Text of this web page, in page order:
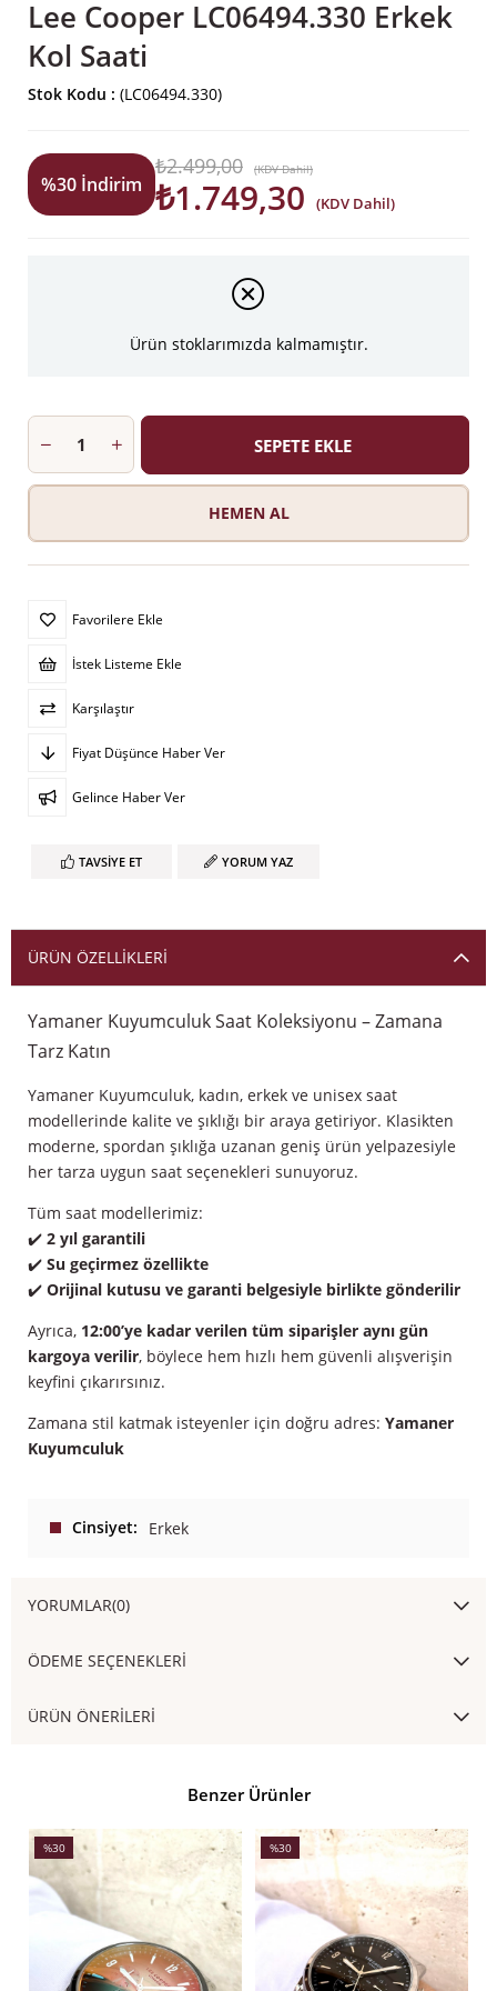
Lee Cooper LC06494.330 Erkek
Kol Saati
Stok Kodu (LC06494.330)
%30 İndirim
₺2.499,00 (KDV Dahil)
₺1.749,30 (KDV Dahil)
Ürün stoklarımızda kalmamıştır.
Favorilere Ekle
İstek Listeme Ekle
Karşılaştır
Fiyat Düşünce Haber Ver
Gelince Haber Ver
TAVSIYE ET YORUM YAZ
ÜRÜN ÖZELLIKLERI
Yamaner Kuyumculuk Saat Koleksiyonu – Zamana
Tarz Katın
Yamaner Kuyumculuk, kadın, erkek ve unisex saat
modellerinde kalite ve şıklığı bir araya getiriyor. Klasikten
moderne, spordan şıklığa uzanan geniş ürün yelpazesiyle
her tarza uygun saat seçenekleri sunuyoruz.
Tüm saat modellerimiz:
✔️ 2 yıl garantili
✔️ Su geçirmez özellikte
✔️ Orijinal kutusu ve garanti belgesiyle birlikte gönderilir
Ayrıca, 12:00’ye kadar verilen tüm siparişler aynı gün
kargoya verilir, böylece hem hızlı hem güvenli alışverişin
keyfini çıkarırsınız.
Zamana stil katmak isteyenler için doğru adres: Yamaner
Kuyumculuk
Cinsiyet Erkek
YORUMLAR(0)
ÖDEME SEÇENEKLERI
ÜRÜN ÖNERILERI
Benzer Ürünler
%30
İndirim
%30İndirim
%30
%30İndirim